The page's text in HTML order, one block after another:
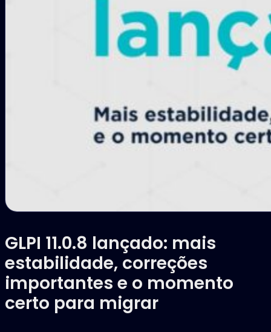
GLPI 11.0.8 lançado: mais
estabilidade, correções
importantes e o momento
certo para migrar